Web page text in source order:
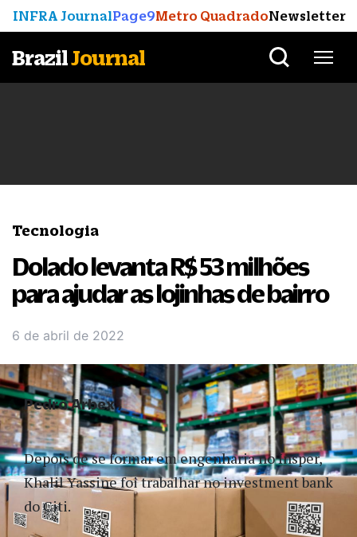
INFRA JournalPage9Metro QuadradoNewsletter
BrazilJournal
Tecnologia
Dolado levanta R$ 53 milhões
para ajudar as lojinhas de bairro
6 de abril de 2022
Depois de se formar em engenharia no Insper,
Khalil Yassine foi trabalhar no investment bank
do Citi.
Pedro Arbex